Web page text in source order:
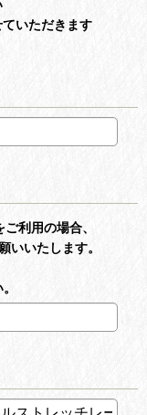
いただきます
利用の場合、
いたします。